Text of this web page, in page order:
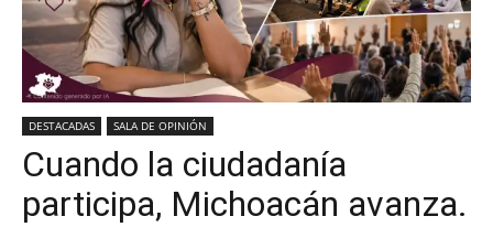
DESTACADAS SALA DE OPINIÓN
Cuando la ciudadanía
participa, Michoacán avanza.